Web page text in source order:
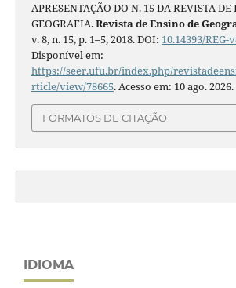
APRESENTAÇÃO DO N. 15 DA REVISTA DE
GEOGRAFIA.Revista de Ensino de
v. 8, n. 15, p. 1–5, 2018. DOI: 10.14393/REG-
Disponível em:
https://seer.ufu.br/index.php/
rticle/view/78665. Acesso em: 10 ago. 2026.
FORMATOS DE CITAÇÃO
IDIOMA